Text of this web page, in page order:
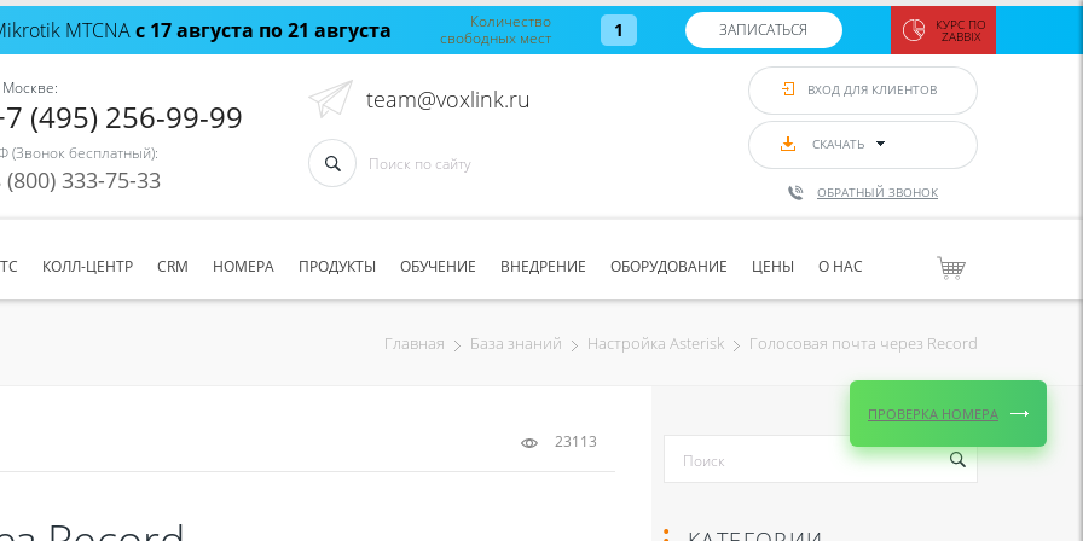
MTCNAс 17 августа по 21 августа
Количество
свободных мест
1 ЗАПИСАТЬСЯ КУРС ПО
ZABBIX
ВХОД ДЛЯ КЛИЕНТОВ
СКАЧАТЬ
ОБРАТНЫЙ ЗВОНОК
(495) 256-99-99
(Звонок бесплатный):
(800) 333-75-33
team@voxlink.ru
КОЛЛ-ЦЕНТР CRM НОМЕРА ПРОДУКТЫ ОБУЧЕНИЕ ВНЕДРЕНИЕ ОБОРУДОВАНИЕ ЦЕНЫ О НАС
Главная База знаний Настройка Asterisk Голосовая почта через Record
23113
ПРОВЕРКА НОМЕРА